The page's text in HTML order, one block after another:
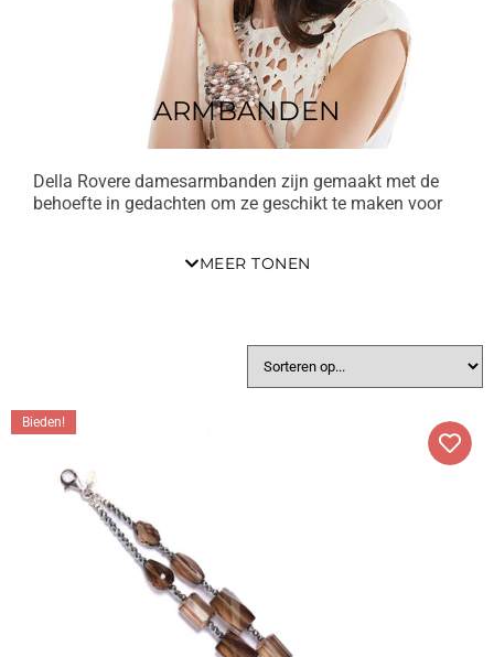
ARMBANDEN
Della Rovere damesarmbanden zijn gemaakt met de
behoefte in gedachten om ze geschikt te maken voor
Van de meest uitgebreide eenmalige stukken tot
materialen worden gekozen.
De kwaliteit van de gebruikte harde stenen en de
aandacht voor detail in het vakmanschap van het
atelier komen zelfs tot uiting in de eenvoudigste
zomerse koraal en turkoois, zijn gemonteerd op
modellen die hun natuurlijke schoonheid weten te
benadrukken, met ontwerpkeuzes die de harde steen de
hoofdrol laten spelen.
Dit alles zonder de verfijnde en tijdloze elegantie van
parels te vergeten, die Della Rovere voorstelt in
sieraden met een retrosmaak, maar ondertussen altijd
actueel en boeiend. In dit geval zijn de
MEER TONEN
Bieden!